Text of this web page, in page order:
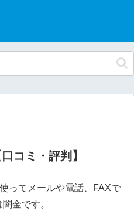
コミ・評判】
ってメールや電話、FAXで
金です。